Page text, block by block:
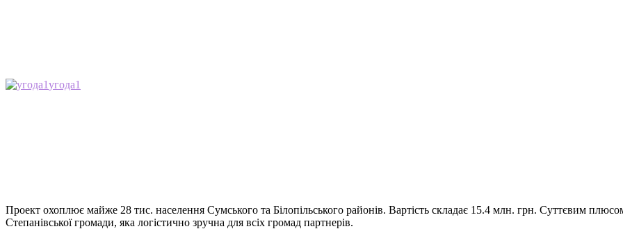
угода1
Проект охоплює майже 28 тис. населення Сумського та Білопільського районів. Вартість складає 15.4 млн. грн. Суттєвим
Степанівської громади, яка логістично зручна для всіх громад партнерів.